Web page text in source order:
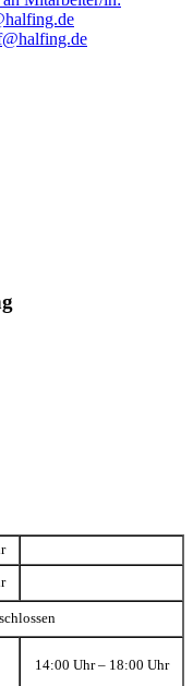
14:00 Uhr – 18:00 Uhr